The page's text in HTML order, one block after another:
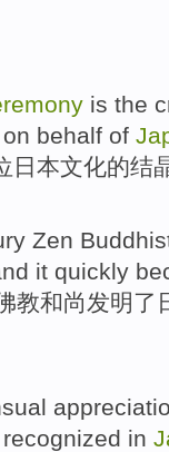
is the
on behalf of
日本文化的结
Zen
it quickly
教和尚发明了
in